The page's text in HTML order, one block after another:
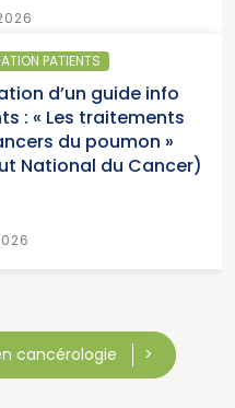
PATIENTS
d’un guide info
: « Les traitements
du poumon »
National du Cancer)
cancérologie